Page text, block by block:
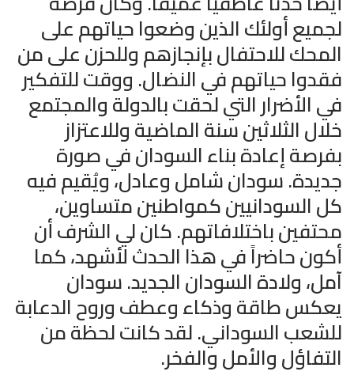
لجميع أولئك الذين وضعوا حياتهم على
المحك للاحتفال بإنجازهم وللحزن على من
فقدوا حياتهم في النضال. ووقت للتفكير
في الأضرار التي لحقت بالدولة والمجتمع
خلال الثلاثين سنة الماضية وللاعتزاز
بفرصة إعادة بناء السودان في صورة
جديدة. سودان شامل وعادل، ويُقيم فيه
كل السودانيين كمواطنين متساوين،
محتفين باختلافاتهم. كان لي الشرف أن
أكون حاضراً في هذا الحدث لأشهد، كما
آمل، ولادة السودان الجديد. سودان
يعكس طاقة وذكاء وعطف وروح الدعابة
للشعب السوداني. لقد كانت لحظة من
التفاؤل والأمل والفخر.